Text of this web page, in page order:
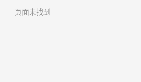
页面未找到